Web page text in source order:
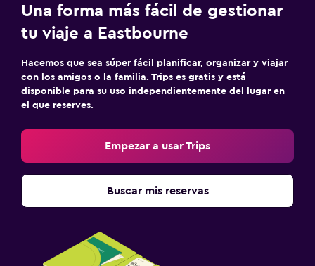
Una forma más fácil de gestionar
tu viaje a Eastbourne
Hacemos que sea súper fácil planificar, organizar y viajar
con los amigos o la familia. Trips es gratis y está
disponible para su uso independientemente del lugar en
el que reserves.
Empezar a usar Trips
Buscar mis reservas